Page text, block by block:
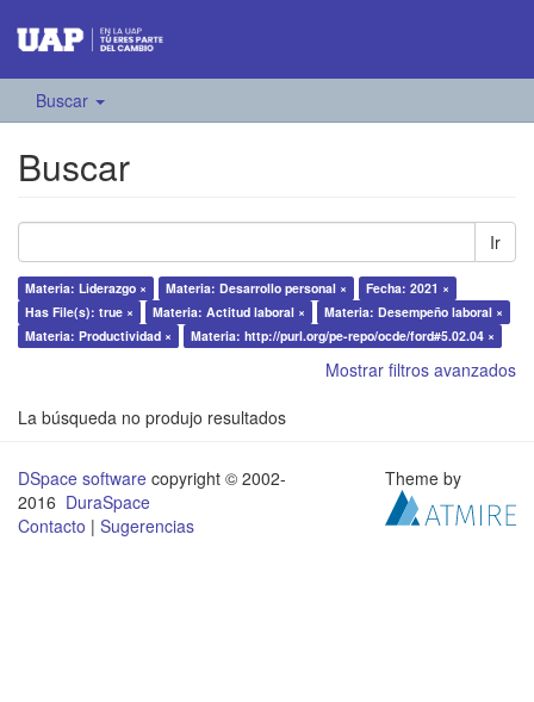
Buscar
Buscar
Ir
Materia: Liderazgo × Materia: Desarrollo personal ×
Fecha: 2021 ×
Has File(s): true ×
Materia: Actitud laboral ×
Materia: Desempeño laboral ×
Materia: Productividad ×
Materia: http://purl.org/pe-repo/ocde/ford#5.02.04 ×
Mostrar filtros avanzados
La búsqueda no produjo resultados
DSpace software copyright © 2002-
2016 DuraSpace
Contacto | Sugerencias
Theme by